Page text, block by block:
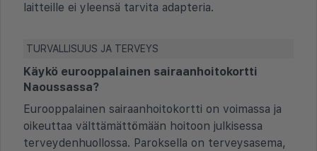
laitteille ei yleensä tarvita adapteria.
TURVALLISUUS JA TERVEYS
Käykö eurooppalainen sairaanhoitokortti
Naoussassa?
Eurooppalainen sairaanhoitokortti on voimassa ja
oikeuttaa välttämättömään hoitoon julkisessa
terveydenhuollossa. Paroksella on terveysasema,